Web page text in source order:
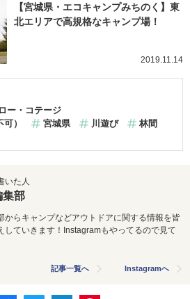
【宮城県・エコキャンプみちのく】東
北エリアで高規格なキャンプ場！
2019.11.14
ー・コテージ
）
宮城県 川遊び
林間
いた人
集部
からキャンプなどアウトドアに関する情報を皆
していきます！Instagramもやってるので見て
記事一覧へ Instagramへ